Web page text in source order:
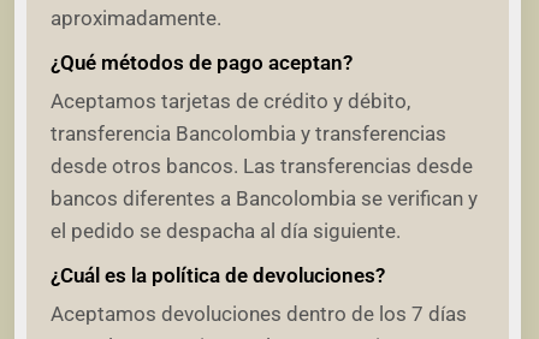
aproximadamente.
¿Qué métodos de pago aceptan?
Aceptamos tarjetas de crédito y débito,
transferencia Bancolombia y transferencias
desde otros bancos. Las transferencias desde
bancos diferentes a Bancolombia se verifican y
el pedido se despacha al día siguiente.
¿Cuál es la política de devoluciones?
Aceptamos devoluciones dentro de los 7 días